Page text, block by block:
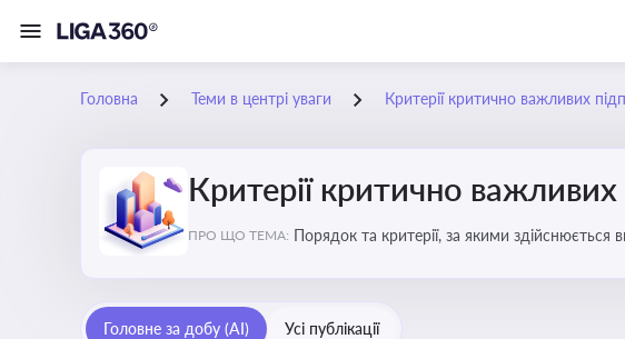
Головна Теми в центрі уваги Критерії критично важливих
Критерії критично
ПРО ЩО ТЕМА: Порядок та критерії, за якими
Головне за добу (AI) Усі публікації